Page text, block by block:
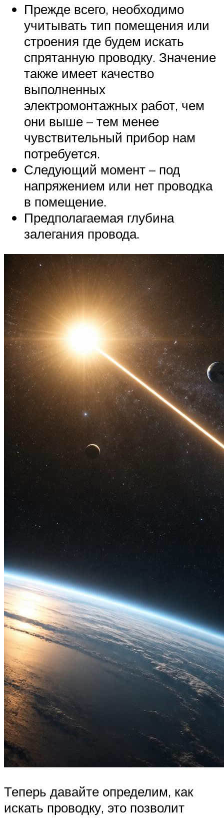
Прежде всего, необходимо
учитывать тип помещения или
строения где будем искать
спрятанную проводку. Значение
также имеет качество
выполненных
электромонтажных работ, чем
они выше – тем менее
чувствительный прибор нам
потребуется.
Следующий момент – под
напряжением или нет проводка
в помещение.
Предполагаемая глубина
залегания провода.
Теперь давайте определим, как
искать проводку, это позволит